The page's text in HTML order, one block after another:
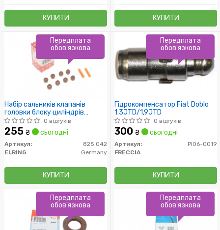
КУПИТИ КУПИТИ
Набір сальників клапанів
головки блоку циліндрів
двигуна
0 відгуків
255 ₴ сьогодні
Артикул:
825.042
ELRING
Germany
КУПИТИ
Передплата
обов'язкова
Гідрокомпенсатор Fiat Doblo
1.3JTD/1,9JTD
0 відгуків
300 ₴ сьогодні
Артикул:
PI06-0019
FRECCIA
КУПИТИ
Передплата
обов'язкова
Передплата
обов'язкова
Передплата
обов'язкова